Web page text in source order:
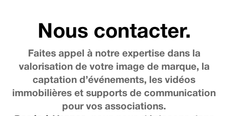
Nous contacter.
Faites appel à notre expertise dans la
valorisation de votre image de marque, la
captation d’événements, les vidéos
immobilières et supports de communication
pour vos associations.